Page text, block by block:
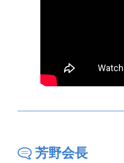
芳野会長